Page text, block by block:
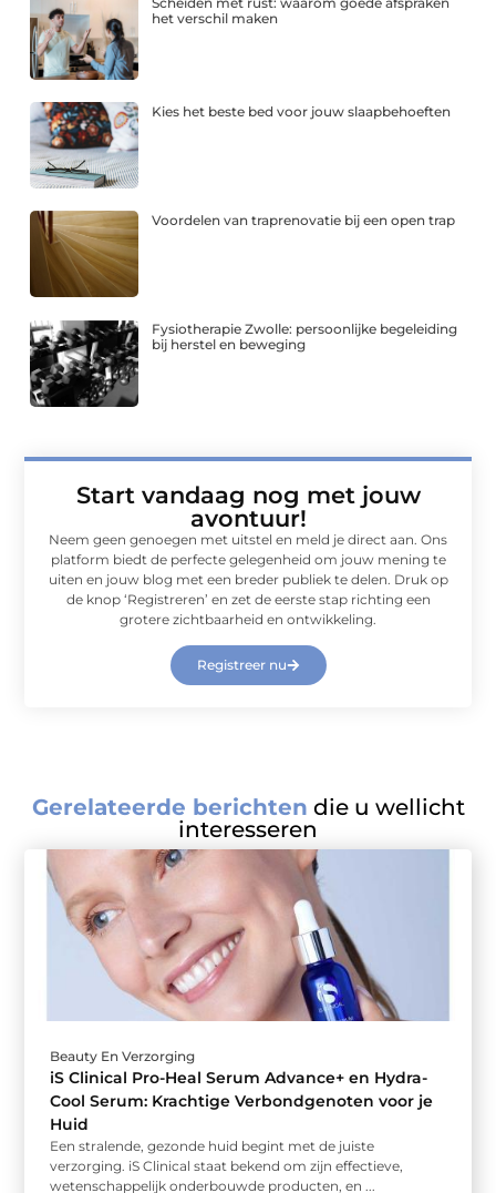
het verschil maken
Kies het beste bed voor jouw slaapbehoeften
Voordelen van traprenovatie bij een open trap
Fysiotherapie Zwolle: persoonlijke begeleiding
bij herstel en beweging
Start vandaag nog met jouw
avontuur!
Neem geen genoegen met uitstel en meld je direct aan. Ons
platform biedt de perfecte gelegenheid om jouw mening te
uiten en jouw blog met een breder publiek te delen. Druk op
de knop ‘Registreren’ en zet de eerste stap richting een
grotere zichtbaarheid en ontwikkeling.
Registreer nu
Gerelateerde berichten die u wellicht
interesseren
Beauty En Verzorging
iS Clinical Pro-Heal Serum Advance+ en Hydra-
Cool Serum: Krachtige Verbondgenoten voor je
Huid
Een stralende, gezonde huid begint met de juiste
verzorging. iS Clinical staat bekend om zijn effectieve,
wetenschappelijk onderbouwde producten, en ...